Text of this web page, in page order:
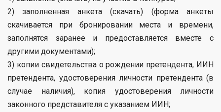
2) заполненная анкета (скачать) (форма анкеты
скачивается при бронировании места и времени,
заполнятся заранее и предоставляется вместе с
другими документами);
3) копии свидетельства о рождении претендента, ИИН
претендента, удостоверения личности претендента (в
случае наличия), копия удостоверения личности
законного представителя с указанием ИИН;